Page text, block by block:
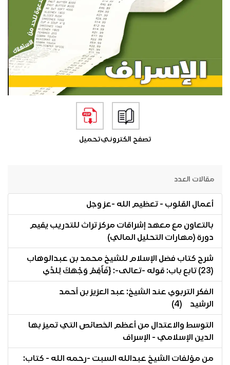
تصفح الكترونيتحميل
مقالات العدد
أعمال القلوب - تعظيم الله -عز وجل
بالتعاون مع معهد إشراقات مركز تراث للتدريب يقيم
دورة (مهارات التحليل المالي)
شرح كتاب فضل الإسلام للشيخ محمد بن عبدالوهاب
(23) تابع باب: قوله -تعالى-: {فَأَقِمْ وَجْهَكَ لِلدِّي
الفكر التربوي عند الشيخ: عبد العزيز بن أحمد
الرشيد (4)
التوسط والاعتدال من أعظم الخصائص التي تميز بها
الدين الإسلامي - الإسراف
من مؤلفات الشيخ عبدالله السبت -رحمه الله - كتاب: